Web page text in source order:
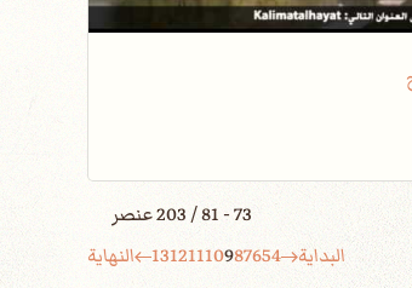
73 - 81 / 203 عنصر
البداية
4
5
6
7
8
9
10
11
12
13 النهاية